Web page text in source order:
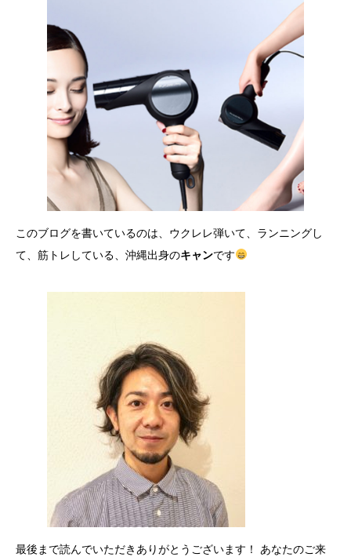
このブログを書いているのは、ウクレレ弾いて、ランニングし
て、筋トレしている、沖縄出身のキャンです
最後まで読んでいただきありがとうございます！ あなたのご来